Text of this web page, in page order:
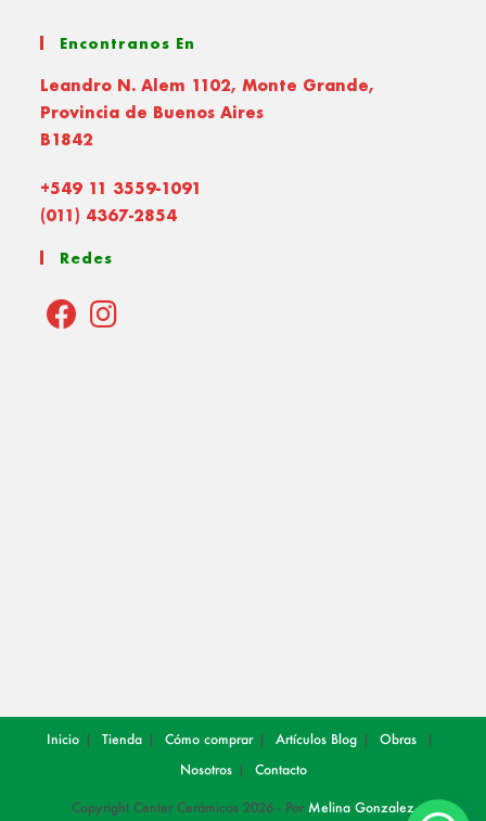
Encontranos En
Leandro N. Alem 1102, Monte Grande,
Provincia de Buenos Aires
B1842
+549 11 3559-1091
(011) 4367-2854
Redes
Inicio Tienda Cómo comprar Artículos Blog
Obras
Nosotros
Contacto
Copyright Center Cerámicos 2026 - Por Melina Gonzalez